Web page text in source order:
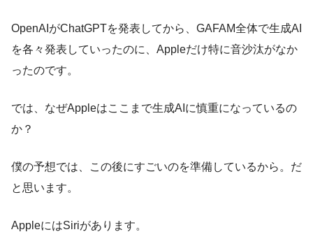
OpenAIがChatGPTを発表してから、GAFAM全体で生成AI
を各々発表していったのに、Appleだけ特に音沙汰がなか
ったのです。
では、なぜAppleはここまで生成AIに慎重になっているの
か？
僕の予想では、この後にすごいのを準備しているから。だ
と思います。
AppleにはSiriがあります。